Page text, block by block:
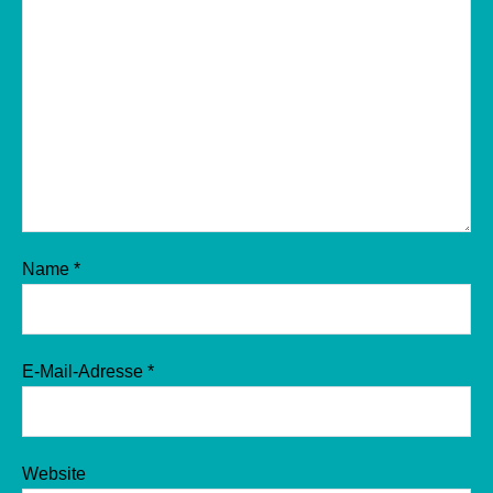
Name *
E-Mail-Adresse *
Website